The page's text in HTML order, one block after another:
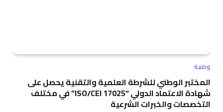
وطنية
المختبر الوطني للشرطة العلمية والتقنية يحصل على
شهادة الاعتماد الدولي “ISO/CEI 17025” في مختلف
التخصصات والخبرات الشرعية